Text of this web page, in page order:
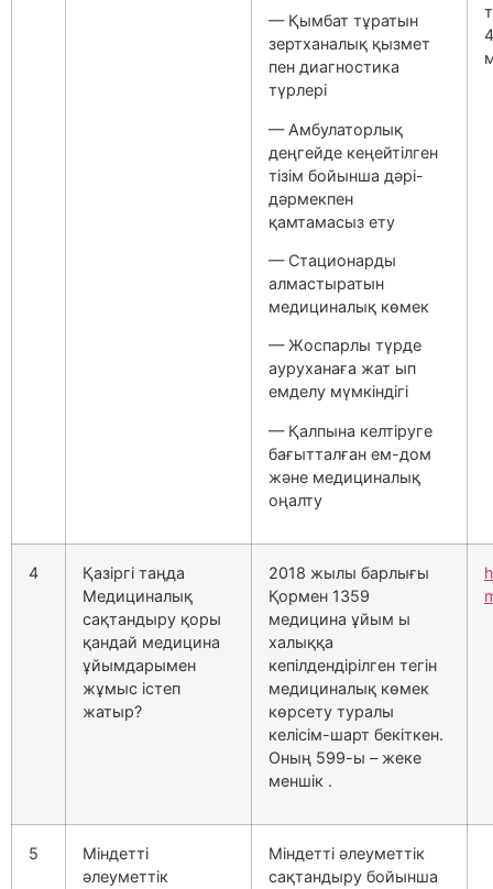
— Қымбат тұратын
зертханалық қызмет
пен диагностика
түрлері
— Амбулаторлық
деңгейде кеңейтілген
тізім бойынша дәрі-
дәрмекпен
қамтамасыз ету
— Стационарды
алмастыратын
медициналық көмек
— Жоспарлы түрде
ауруханаға жат ып
емделу мүмкіндігі
— Қалпына келтіруге
бағытталған ем-дом
және медициналық
оңалту
4
Қазіргі таңда
Медициналық
сақтандыру қоры
қандай медицина
ұйымдарымен
жұмыс істеп
жатыр?
2018 жылы барлығы
Қормен 1359
медицина ұйым ы
халыққа
кепілдендірілген тегін
медициналық көмек
көрсету туралы
келісім-шарт бекіткен.
Оның 599-ы – жеке
меншік .
5
Міндетті
әлеуметтік
Міндетті әлеуметтік
сақтандыру бойынша